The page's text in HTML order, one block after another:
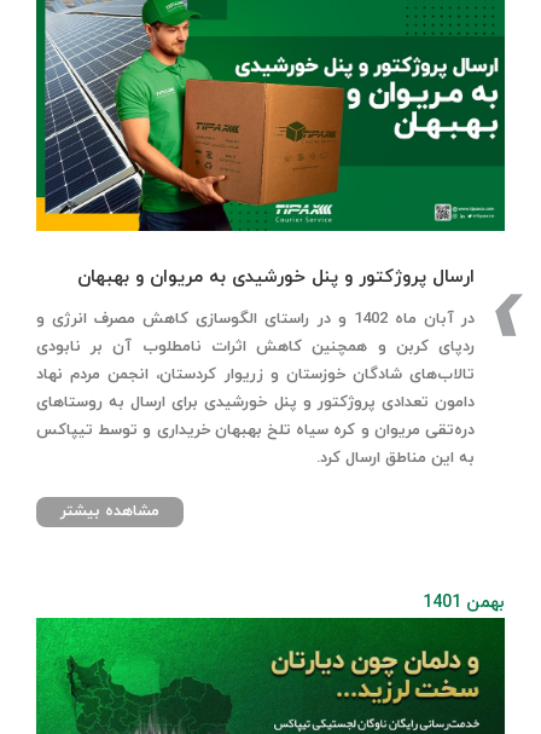
ارسال پروژکتور و پنل خورشیدی به مریوان و بهبهان
در آبان ماه 1402 و در راستای الگوسازی کاهش مصرف انرژی و
ردپای کربن و همچنین کاهش اثرات نامطلوب آن بر نابودی
تالاب‌های شادگان خوزستان و زریوار کردستان، انجمن مردم نهاد
دامون تعدادی پروژکتور و پنل خورشیدی برای ارسال به روستاهای
دره‌تقی مریوان و کره سیاه تلخ بهبهان خریداری و توسط تیپاکس
به این مناطق ارسال کرد.
مشاهده بیشتر
بهمن 1401